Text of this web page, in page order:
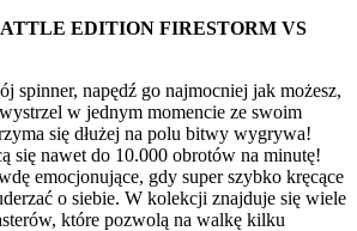
EDITION FIRESTORM VS
spinner, napędź go najmocniej jak możesz,
w jednym momencie ze swoim
się dłużej na polu bitwy wygrywa!
się nawet do 10.000 obrotów na minutę!
emocjonujące, gdy super szybko kręcące
o siebie. W kolekcji znajduje się wiele
które pozwolą na walkę kilku